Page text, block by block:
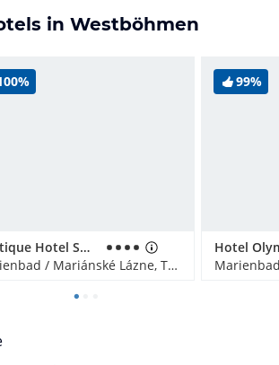
in Westböhmen
Boutique Hotel SwissHouse
Marienbad / Mariánské Lázne, Tschechien
99%
Hotel